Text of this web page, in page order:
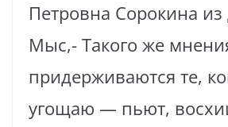
Петровна Сорокина
Мыс,- Такого же
придерживаются те,
угощаю — пьют,